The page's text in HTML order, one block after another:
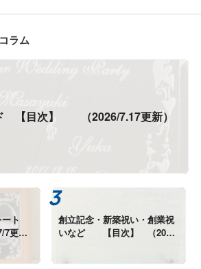
ラム
【目次】 （2026/7.17更新）
ート
7更
創立記念・新築祝い・創業祝
いなど 【目次】 （2026/